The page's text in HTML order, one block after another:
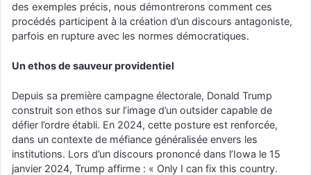
des exemples précis, nous démontrerons comment ces
procédés participent à la création d’un discours antagoniste,
parfois en rupture avec les normes démocratiques.
Un ethos de sauveur providentiel
Depuis sa première campagne électorale, Donald Trump
construit son ethos sur l’image d’un outsider capable de
défier l’ordre établi. En 2024, cette posture est renforcée,
dans un contexte de méfiance généralisée envers les
institutions. Lors d’un discours prononcé dans l’Iowa le 15
janvier 2024, Trump affirme : « Only I can fix this country.